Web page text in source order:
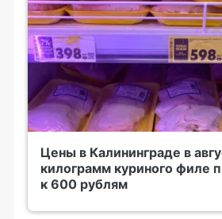
Цены в Калининграде в
килограмм куриного филе
к 600 рублям